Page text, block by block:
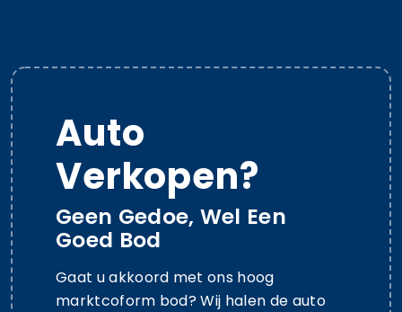
Auto
Verkopen?
Geen Gedoe, Wel Een
Goed Bod
Gaat u akkoord met ons hoog
marktcoform bod? Wij halen de auto